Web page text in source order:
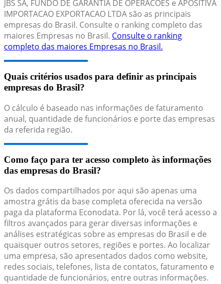
JBS SA, FUNDO DE GARANTIA DE OPERACOES e APOSITIVA
IMPORTACAO EXPORTACAO LTDA são as principais
empresas do Brasil. Consulte o ranking completo das
maiores Empresas no Brasil. Consulte o ranking
completo das maiores Empresas no Brasil.
Quais critérios usados para definir as principais
empresas do Brasil?
O cálculo é baseado nas informações de faturamento
anual, quantidade de funcionários e porte das empresas
da referida região.
Como faço para ter acesso completo às informações
das empresas do Brasil?
Os dados compartilhados por aqui são apenas uma
amostra grátis da base completa oferecida na versão
paga da plataforma Econodata. Por lá, você terá acesso a
filtros avançados para gerar diversas informações e
análises estratégicas sobre as empresas do Brasil e de
quaisquer outros setores, regiões e portes. Ao localizar
uma empresa, são apresentados dados como website,
redes sociais, telefones, lista de contatos, faturamento e
quantidade de funcionários, entre outras informações.